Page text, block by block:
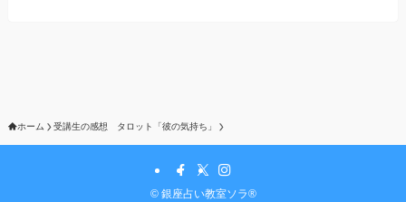
ホーム 受講生の感想 タロット「彼の気持ち」
©銀座占い教室ソラ®